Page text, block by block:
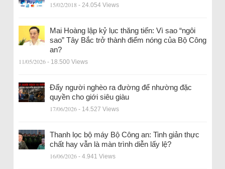
15/02/2018 - 24.054 Views
Mai Hoàng lập kỷ lục thăng tiến: Vì sao “ngôi
sao” Tây Bắc trở thành điểm nóng của Bộ Công
an?
11/05/2026 - 18.500 Views
Đẩy người nghèo ra đường để nhường đặc
quyền cho giới siêu giàu
17/06/2026 - 14.527 Views
Thanh lọc bộ máy Bộ Công an: Tinh giản thực
chất hay vẫn là màn trình diễn lấy lệ?
16/06/2026 - 4.941 Views